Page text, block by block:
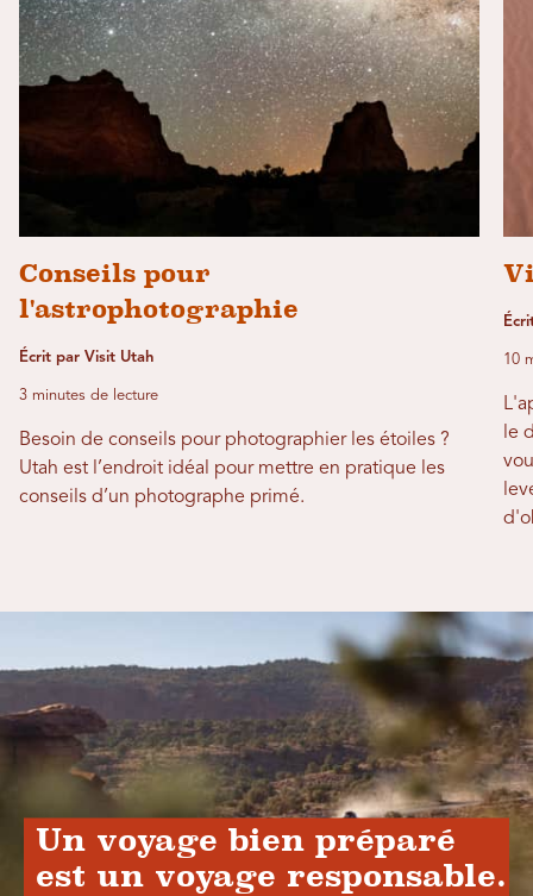
Conseils pour
l'astrophotographie
Écrit par Visit Utah
3 minutes de lecture
Besoin de conseils pour photographier les étoiles ?
Utah est l’endroit idéal pour mettre en pratique les
conseils d’un photographe primé.
10
le
Un voyage bien préparé
est un voyage responsable.